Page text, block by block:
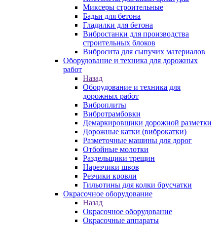
Миксеры строительные
Бадьи для бетона
Гладилки для бетона
Вибростанки для производства
строительных блоков
Вибросита для сыпучих материалов
Оборудование и техника для дорожных
работ
Назад
Оборудование и техника для
дорожных работ
Виброплиты
Вибротрамбовки
Демаркировщики дорожной разметки
Дорожные катки (виброкатки)
Разметочные машины для дорог
Отбойные молотки
Раздельщики трещин
Нарезчики швов
Резчики кровли
Гильотины для колки брусчатки
Окрасочное оборудование
Назад
Окрасочное оборудование
Окрасочные аппараты